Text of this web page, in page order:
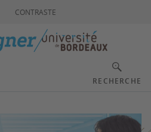
CONTRASTE
RECHERCHE